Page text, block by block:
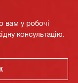
вам у робочі
консультацію.